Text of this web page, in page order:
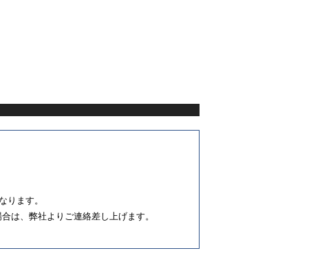
ります。
は、弊社よりご連絡差し上げます。